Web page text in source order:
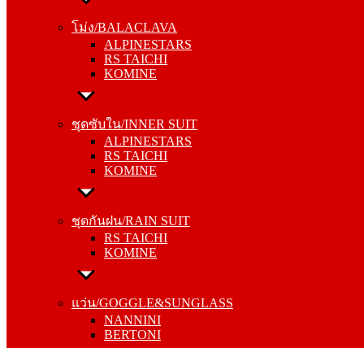
โม่ง/BALACLAVA
ALPINESTARS
RS TAICHI
KOMINE
ชุดซับใน/INNER SUIT
ALPINESTARS
RS TAICHI
KOMINE
ชุดกันฝน/RAIN SUIT
RS TAICHI
KOMINE
แว่น/GOGGLE&SUNGLASS
NANNINI
BERTONI
RS TAICHI
KOMINE
ชุดซับใน/INNER SUIT
RS TAICHI
KOMINE
ชุดกันฝน/RAIN SUIT
KOMINE
แว่น/GOGGLE&SUNGLASS
BERTONI